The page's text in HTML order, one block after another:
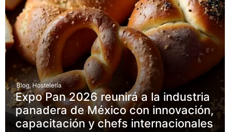
Blog, Hostelería
Expo Pan 2026 reunirá a la industria
panadera de México con innovación,
capacitación y chefs internacionales